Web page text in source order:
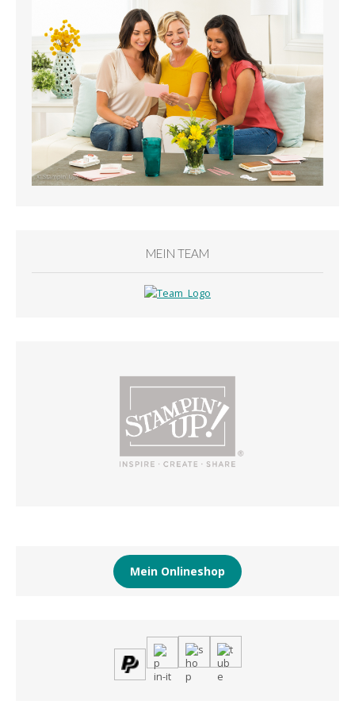
MEIN TEAM
Mein Onlineshop